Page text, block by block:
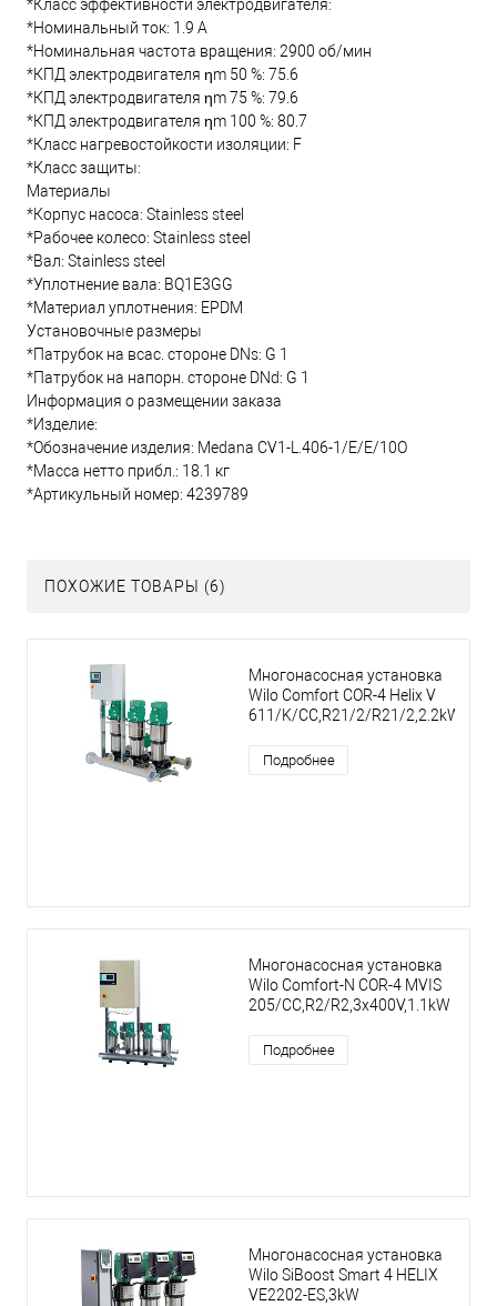
*Класс эффективности электродвигателя:
*Номинальный ток: 1.9 А
*Номинальная частота вращения: 2900 об/мин
*КПД электродвигателя ηm 50 %: 75.6
*КПД электродвигателя ηm 75 %: 79.6
*КПД электродвигателя ηm 100 %: 80.7
*Класс нагревостойкости изоляции: F
*Класс защиты:
Материалы
*Корпус насоса: Stainless steel
*Рабочее колесо: Stainless steel
*Вал: Stainless steel
*Уплотнение вала: BQ1E3GG
*Материал уплотнения: EPDM
Установочные размеры
*Патрубок на всас. стороне DNs: G 1
*Патрубок на напорн. стороне DNd: G 1
Информация о размещении заказа
*Изделие:
*Обозначение изделия: Medana CV1-L.406-1/E/E/10O
*Масса нетто прибл.: 18.1 кг
*Артикульный номер: 4239789
ПОХОЖИЕ ТОВАРЫ (6)
Многонасосная установка
Wilo Comfort COR-4 Helix V
611/K/CC,R21/2/R21/2,2.2kW
Подробнее
Многонасосная установка
Wilo Comfort-N COR-4 MVIS
205/CC,R2/R2,3x400V,1.1kW
Подробнее
Многонасосная установка
Wilo SiBoost Smart 4 HELIX
VE2202-ES,3kW